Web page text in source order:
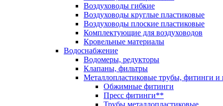
Воздуховоды гибкие
Воздуховоды круглые пластиковые
Воздуховоды плоские пластиковые
Комплектующие для воздуховодов
Кровельные материалы
Водоснабжение
Водомеры, редукторы
Клапаны, фильтры
Металлопластиковые трубы, фитинги
Обжимные фитинги
Пресс фитинги**
Трубы металлопластиковые